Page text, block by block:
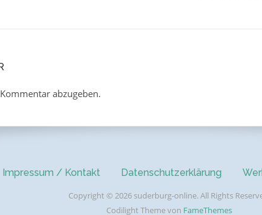
abzugeben.
Impressum / Kontakt Datenschutzerklärung
Copyright © 2026 suderburg-online. All Rights
Codilight Theme von FameThemes